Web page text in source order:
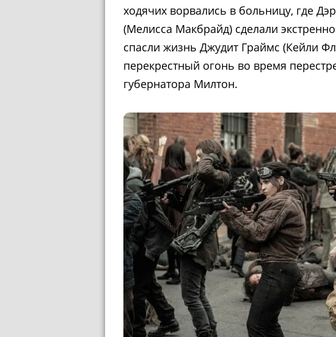
ходячих ворвались в больницу, где
(Мелисса Макбрайд) сделали
спасли жизнь Джудит Граймс (Кейли
перекрестный огонь во время
губернатора Милтон.